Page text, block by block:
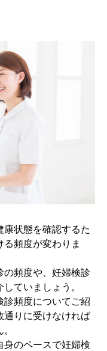
状態を確認するた
頻度が変わりま
の頻度や、妊婦検診
ていましょう。
診頻度についてご紹
通りに受けなければ
身のペースで妊婦検